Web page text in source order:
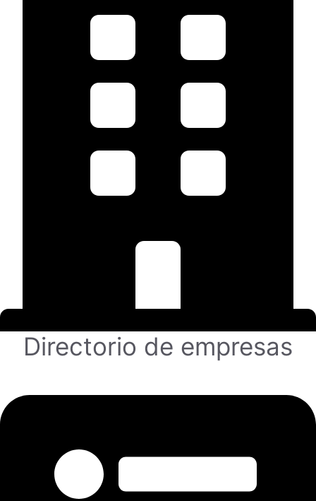
Directorio de empresas